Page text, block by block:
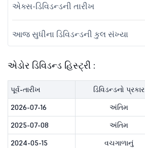
એક્સ-ડિવિડન્ડની તારીખ
આજ સુધીના ડિવિડન્ડની કુલ સંખ્યા
એડોર ડિવિડન્ડ હિસ્ટ્રી :
પૂર્વ-તારીખ ડિવિડન્ડનો પ્રકાર
2026-07-16
અંતિમ
2025-07-08
અંતિમ
2024-05-15
વચગાળાનું